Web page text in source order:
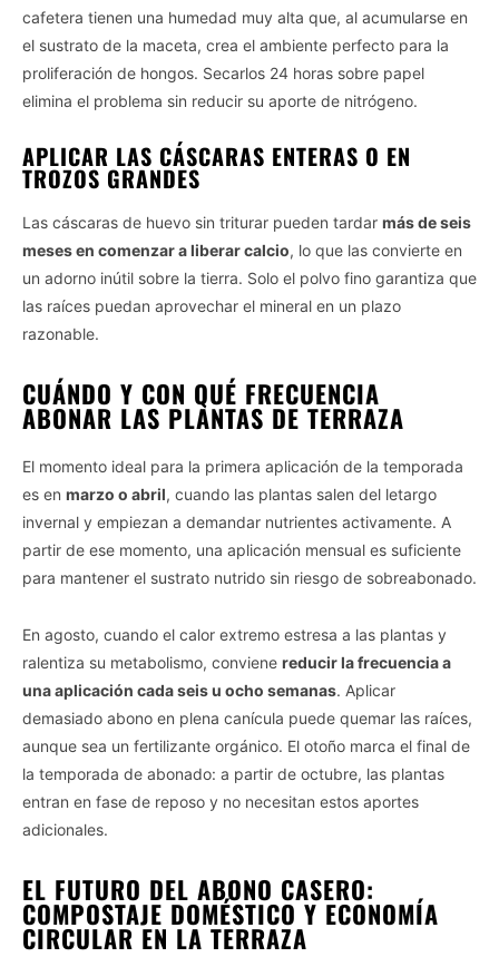
cafetera tienen una humedad muy alta que, al acumularse en
el sustrato de la maceta, crea el ambiente perfecto para la
proliferación de hongos. Secarlos 24 horas sobre papel
elimina el problema sin reducir su aporte de nitrógeno.
APLICAR LAS CÁSCARAS ENTERAS O EN
TROZOS GRANDES
Las cáscaras de huevo sin triturar pueden tardar más de seis
meses en comenzar a liberar calcio, lo que las convierte en
un adorno inútil sobre la tierra. Solo el polvo fino garantiza que
las raíces puedan aprovechar el mineral en un plazo
razonable.
CUÁNDO Y CON QUÉ FRECUENCIA
ABONAR LAS PLANTAS DE TERRAZA
El momento ideal para la primera aplicación de la temporada
es en marzo o abril, cuando las plantas salen del letargo
invernal y empiezan a demandar nutrientes activamente. A
partir de ese momento, una aplicación mensual es suficiente
para mantener el sustrato nutrido sin riesgo de sobreabonado.
En agosto, cuando el calor extremo estresa a las plantas y
ralentiza su metabolismo, conviene reducir la frecuencia a
una aplicación cada seis u ocho semanas. Aplicar
demasiado abono en plena canícula puede quemar las raíces,
aunque sea un fertilizante orgánico. El otoño marca el final de
la temporada de abonado: a partir de octubre, las plantas
entran en fase de reposo y no necesitan estos aportes
adicionales.
EL FUTURO DEL ABONO CASERO:
COMPOSTAJE DOMÉSTICO Y ECONOMÍA
CIRCULAR EN LA TERRAZA